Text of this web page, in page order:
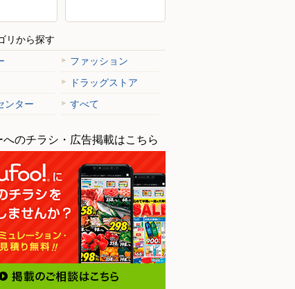
リから探す
ファッション
ドラッグストア
ンター
すべて
へのチラシ・広告掲載はこちら